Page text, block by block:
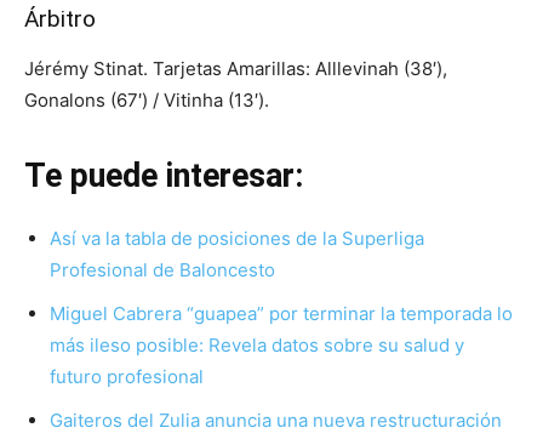
Árbitro
Jérémy Stinat. Tarjetas Amarillas: Alllevinah (38′),
Gonalons (67′) / Vitinha (13′).
Te puede interesar:
Así va la tabla de posiciones de la Superliga
Profesional de Baloncesto
Miguel Cabrera “guapea” por terminar la temporada lo
más ileso posible: Revela datos sobre su salud y
futuro profesional
Gaiteros del Zulia anuncia una nueva restructuración